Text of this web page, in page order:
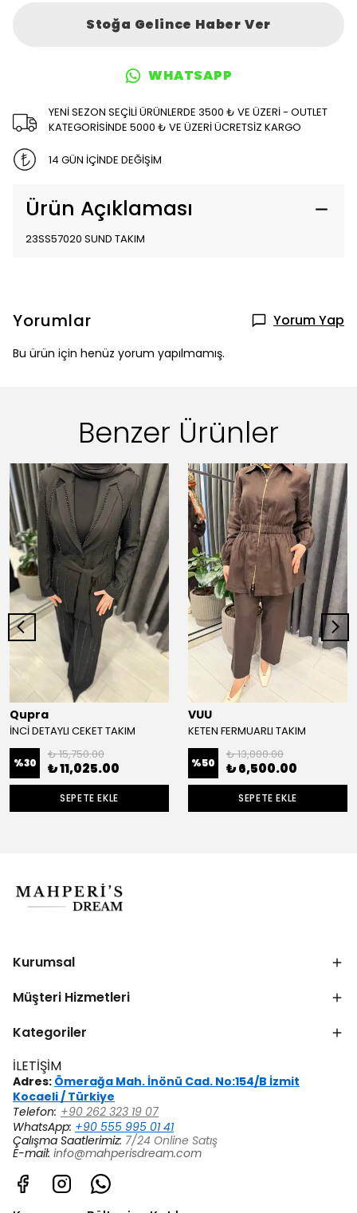
Stoğa Gelince Haber Ver
WHATSAPP
YENİ SEZON SEÇİLİ ÜRÜNLERDE 3500 ₺ VE ÜZERİ - OUTLET
KATEGORİSİNDE 5000 ₺ VE ÜZERİ ÜCRETSİZ KARGO
14 GÜN İÇİNDE DEĞİŞİM
Ürün Açıklaması
23SS57020 SUND TAKIM
Yorumlar Yorum Yap
Bu ürün için henüz yorum yapılmamış.
Benzer Ürünler
Qupra
İNCİ DETAYLI CEKET TAKIM
%30
₺ 15,750.00
₺ 11,025.00
SEPETE EKLE
VUU
KETEN FERMUARLI TAKIM
%50
₺ 13,000.00
₺ 6,500.00
SEPETE EKLE
Kurumsal
Müşteri Hizmetleri
Kategoriler
İLETİŞİM
Adres: Ömerağa Mah. İnönü Cad. No:154/B İzmit
Kocaeli / Türkiye
Telefon: +90 262 323 19 07
WhatsApp: +90 555 995 01 41
Çalışma Saatlerimiz: 7/24 Online Satış
E-mail: info@mahperisdream.com